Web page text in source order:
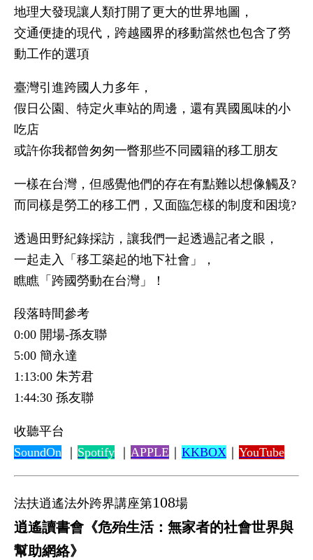
地理大發現讓人類打開了更大的世界地圖，
交通便捷的現代，跨越國界的移動當然也包含了勞
動工作的選項
臺灣引進跨國人力多年，
假日公園、特定火車站的周邊，還有異國風味的小
吃店
或許你我都曾匆匆一瞥那些不同國籍的移工朋友
一樣在台灣，但感覺他們的存在有點難以想像觸及?
而同樣是勞工的移工們，又面臨怎樣的制度和困境?
透過田野紀錄採訪，讓我們一起透過記者之眼，
一起走入「移工築起的地下社會」，
瞧瞧「跨國勞動在台灣」！
段落時間參考
0:00 開場-孫友聯
5:00 簡永達
1:13:00 朱芳君
1:44:30 孫友聯
收聽平台
SoundOn
Spotify APPLE KKBOX YouTube
法扶逍遙法外跨界講座第108場
逍遙讀書會《危殆生活：無家者的社會世界與
幫助網絡》